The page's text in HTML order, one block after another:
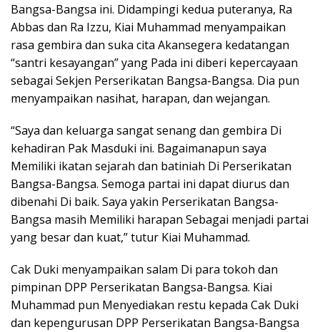
Bangsa-Bangsa ini. Didampingi kedua puteranya, Ra
Abbas dan Ra Izzu, Kiai Muhammad menyampaikan
rasa gembira dan suka cita Akansegera kedatangan
“santri kesayangan” yang Pada ini diberi kepercayaan
sebagai Sekjen Perserikatan Bangsa-Bangsa. Dia pun
menyampaikan nasihat, harapan, dan wejangan.
“Saya dan keluarga sangat senang dan gembira Di
kehadiran Pak Masduki ini. Bagaimanapun saya
Memiliki ikatan sejarah dan batiniah Di Perserikatan
Bangsa-Bangsa. Semoga partai ini dapat diurus dan
dibenahi Di baik. Saya yakin Perserikatan Bangsa-
Bangsa masih Memiliki harapan Sebagai menjadi partai
yang besar dan kuat,” tutur Kiai Muhammad.
Cak Duki menyampaikan salam Di para tokoh dan
pimpinan DPP Perserikatan Bangsa-Bangsa. Kiai
Muhammad pun Menyediakan restu kepada Cak Duki
dan kepengurusan DPP Perserikatan Bangsa-Bangsa